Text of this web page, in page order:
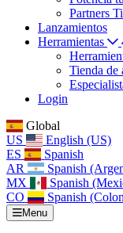
Partners
Lanzamientos
Herramientas
Tienda de
Login
Global
US
English (US)
ES
Spanish
AR
Spanish
MX
Spanish
CO
Spanish
Menu